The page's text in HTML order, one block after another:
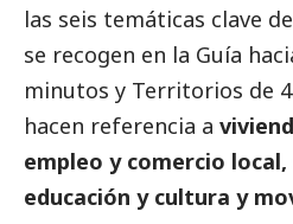
las seis temáticas clave
se recogen en la Guía
minutos y Territorios de
hacen referencia a
empleo y comercio
educación y cultura y